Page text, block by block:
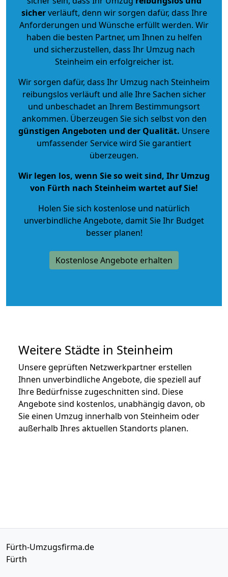
sicherverläuft, denn wir sorgen dafür, dass Ihre
Anforderungen und Wünsche erfüllt werden. Wir
haben die besten Partner, um Ihnen zu helfen
und sicherzustellen, dass Ihr Umzug nach
Steinheim ein erfolgreicher ist.
Wir sorgen dafür, dass Ihr Umzug nach Steinheim
reibungslos verläuft und alle Ihre Sachen sicher
und unbeschadet an Ihrem Bestimmungsort
ankommen. Überzeugen Sie sich selbst von den
günstigen Angeboten und der Qualität. Unsere
umfassender Service wird Sie garantiert
überzeugen.
Wir legen los, wenn Sie so weit sind, Ihr Umzug
von Fürth nach Steinheim wartet auf Sie!
Holen Sie sich kostenlose und natürlich
unverbindliche Angebote, damit Sie Ihr Budget
besser planen!
Kostenlose Angebote erhalten
Weitere Städte in Steinheim
Unsere geprüften Netzwerkpartner erstellen
Ihnen unverbindliche Angebote, die speziell auf
Ihre Bedürfnisse zugeschnitten sind. Diese
Angebote sind kostenlos, unabhängig davon, ob
Sie einen Umzug innerhalb von Steinheim oder
außerhalb Ihres aktuellen Standorts planen.
Fürth-Umzugsfirma.de
Fürth